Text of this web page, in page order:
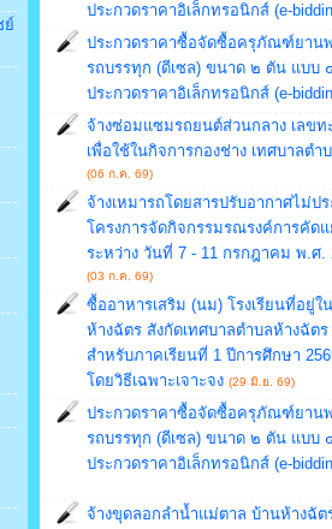
ย์
ประกวดราคาอิเล็กทรอนิกส์ (e-
ประกวดราคาซื้อจัดซื้อครุภัณฑ์ยานพ
รถบรรทุก (ดีเซล) ขนาด ๒ ตัน แบบ
ประกวดราคาอิเล็กทรอนิกส์ (e-
จ้างซ่อมแซมรถยนต์ส่วนกลาง เลข
เพื่อใช้ในกิจการกองช่าง เทศบาลตำ
(06 ก.ค. 69)
จ้างเหมารถโดยสารปรับอากาศไม่
โครงการจัดกิจกรรมรณรงค์การคัด
ระหว่าง วันที่ 7 - 11 กรกฎาคม พ.ศ.
(03 ก.ค. 69)
ซื้ออาหารเสริม (นม) โรงเรียนที่อยู่ใ
ห้างฉัตร สังกัดเทศบาลตำบลห้างฉัต
สำหรับภาคเรียนที่ 1 ปีการศึกษา
โดยวิธีเฉพาะเจาะจง (29 มิ.ย. 69)
ประกวดราคาซื้อจัดซื้อครุภัณฑ์ยานพ
รถบรรทุก (ดีเซล) ขนาด ๒ ตัน แบบ
ประกวดราคาอิเล็กทรอนิกส์ (e-
จ้างขุดลอกลำน้ำแม่ตาล บ้านห้างฉั